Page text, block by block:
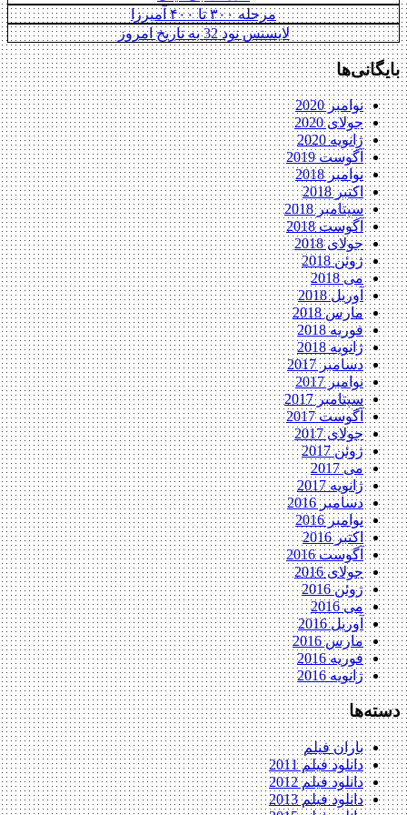
مرحله ۳۰۰ تا ۴۰۰ آمیرزا
لایسنس نود 32 به تاریخ امروز
بایگانی‌ها
نوامبر 2020
جولای 2020
ژانویه 2020
آگوست 2019
نوامبر 2018
اکتبر 2018
سپتامبر 2018
آگوست 2018
جولای 2018
ژوئن 2018
می 2018
آوریل 2018
مارس 2018
فوریه 2018
ژانویه 2018
دسامبر 2017
نوامبر 2017
سپتامبر 2017
آگوست 2017
جولای 2017
ژوئن 2017
می 2017
ژانویه 2017
دسامبر 2016
نوامبر 2016
اکتبر 2016
آگوست 2016
جولای 2016
ژوئن 2016
می 2016
آوریل 2016
مارس 2016
فوریه 2016
ژانویه 2016
دسته‌ها
باران فیلم
دانلود فیلم 2011
دانلود فیلم 2012
دانلود فیلم 2013